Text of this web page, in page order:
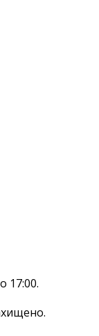
17:00.